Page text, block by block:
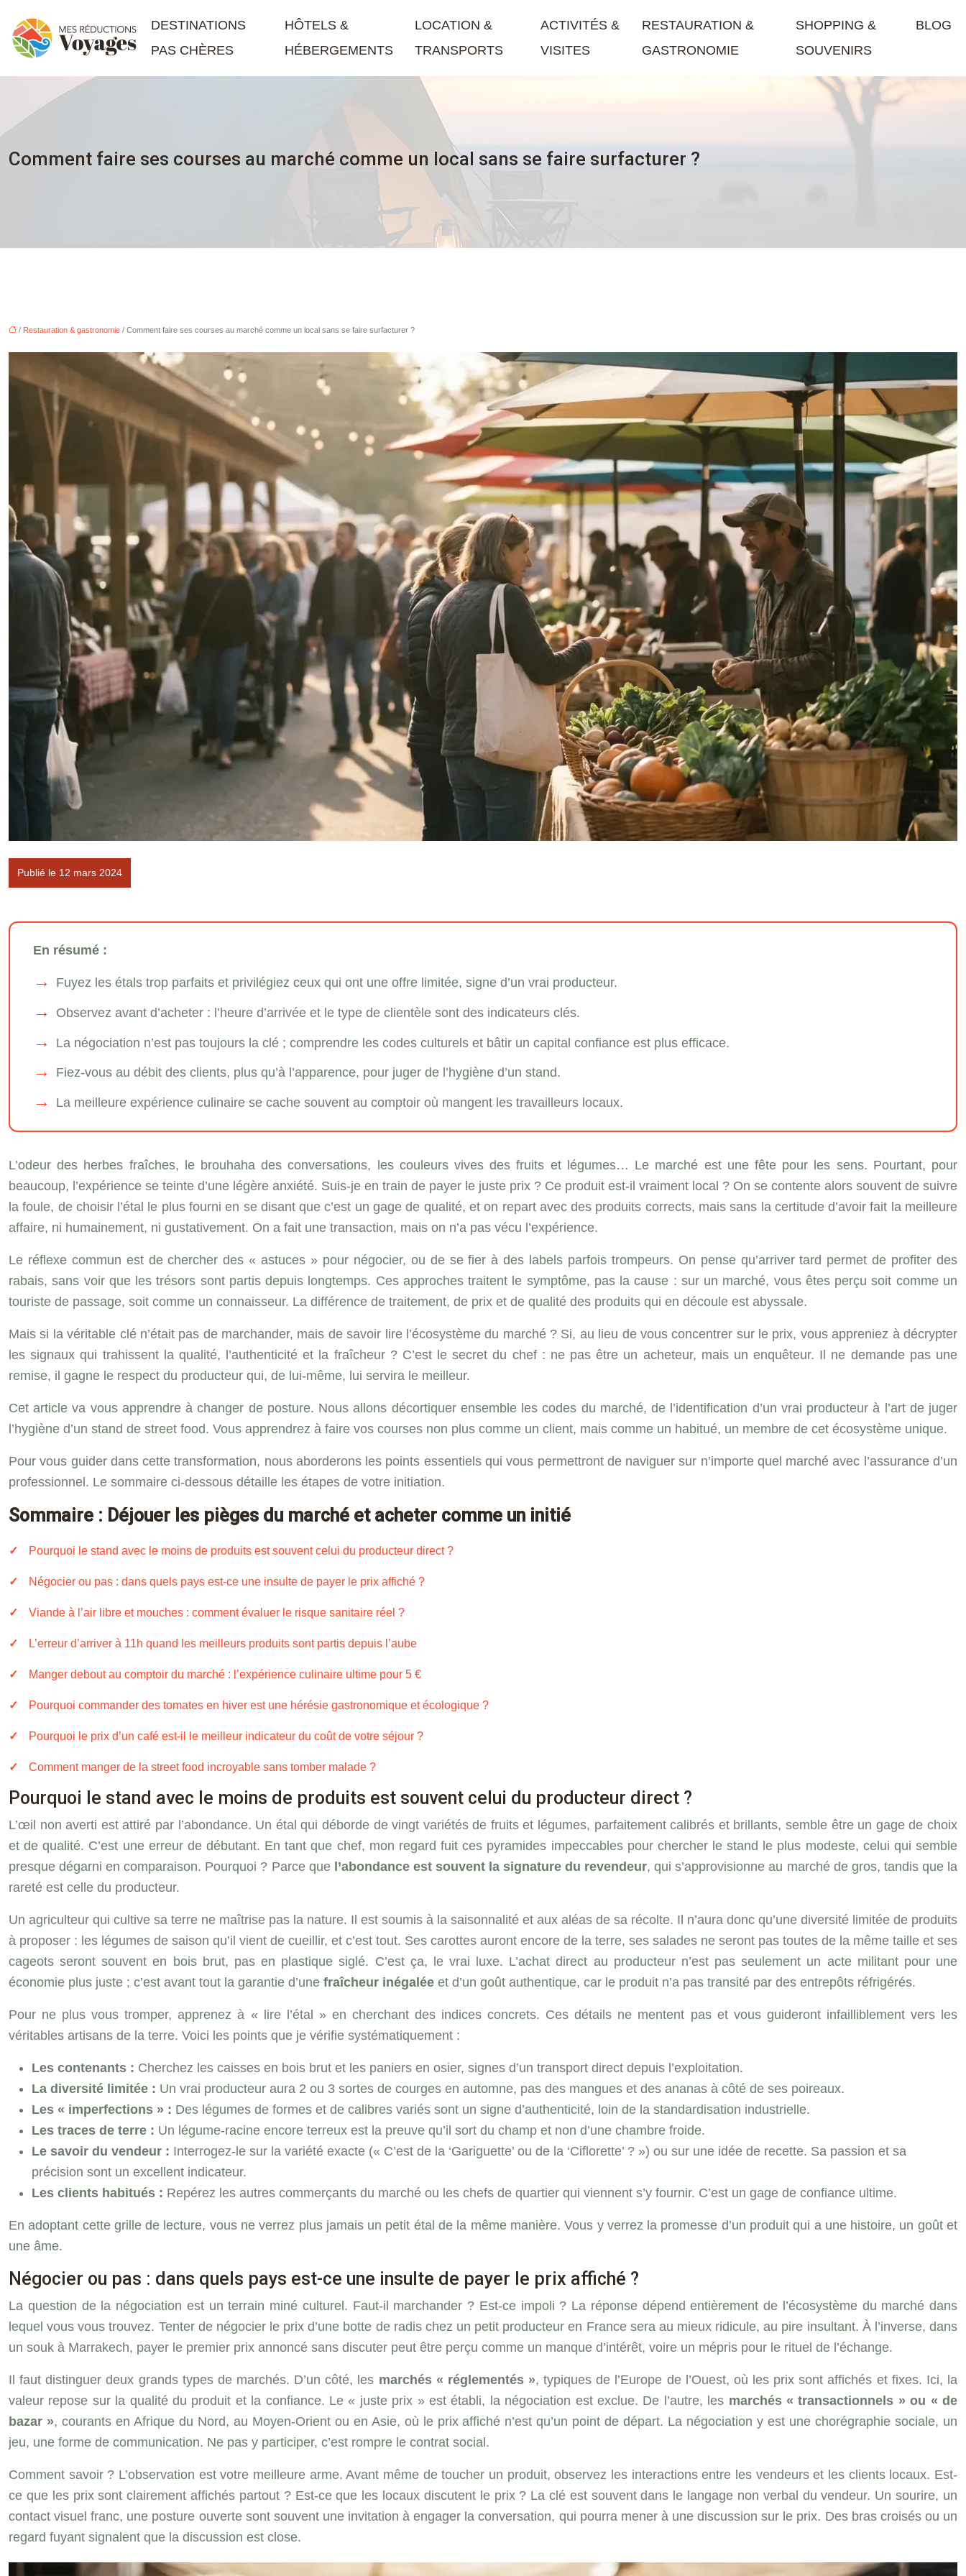
DESTINATIONS
PAS CHÈRES
HÔTELS &
HÉBERGEMENTS
LOCATION &
TRANSPORTS
ACTIVITÉS &
VISITES
RESTAURATION &
GASTRONOMIE
SHOPPING &
SOUVENIRS
BLOG
Comment faire ses courses au marché comme un local sans se faire surfacturer ?
/ Restauration & gastronomie / Comment faire ses courses au marché comme un local sans se faire surfacturer ?
Publié le 12 mars 2024
En résumé :
Fuyez les étals trop parfaits et privilégiez ceux qui ont une offre limitée, signe d’un vrai producteur.
Observez avant d’acheter : l’heure d’arrivée et le type de clientèle sont des indicateurs clés.
La négociation n’est pas toujours la clé ; comprendre les codes culturels et bâtir un capital confiance est plus efficace.
Fiez-vous au débit des clients, plus qu’à l’apparence, pour juger de l’hygiène d’un stand.
La meilleure expérience culinaire se cache souvent au comptoir où mangent les travailleurs locaux.
L’odeur des herbes fraîches, le brouhaha des conversations, les couleurs vives des fruits et légumes… Le marché est une fête pour les sens. Pourtant, pour
beaucoup, l’expérience se teinte d’une légère anxiété. Suis-je en train de payer le juste prix ? Ce produit est-il vraiment local ? On se contente alors souvent de suivre
la foule, de choisir l’étal le plus fourni en se disant que c’est un gage de qualité, et on repart avec des produits corrects, mais sans la certitude d’avoir fait la meilleure
affaire, ni humainement, ni gustativement. On a fait une transaction, mais on n’a pas vécu l’expérience.
Le réflexe commun est de chercher des « astuces » pour négocier, ou de se fier à des labels parfois trompeurs. On pense qu’arriver tard permet de profiter des
rabais, sans voir que les trésors sont partis depuis longtemps. Ces approches traitent le symptôme, pas la cause : sur un marché, vous êtes perçu soit comme un
touriste de passage, soit comme un connaisseur. La différence de traitement, de prix et de qualité des produits qui en découle est abyssale.
Mais si la véritable clé n’était pas de marchander, mais de savoir lire l’écosystème du marché ? Si, au lieu de vous concentrer sur le prix, vous appreniez à décrypter
les signaux qui trahissent la qualité, l’authenticité et la fraîcheur ? C’est le secret du chef : ne pas être un acheteur, mais un enquêteur. Il ne demande pas une
remise, il gagne le respect du producteur qui, de lui-même, lui servira le meilleur.
Cet article va vous apprendre à changer de posture. Nous allons décortiquer ensemble les codes du marché, de l’identification d’un vrai producteur à l’art de juger
l’hygiène d’un stand de street food. Vous apprendrez à faire vos courses non plus comme un client, mais comme un habitué, un membre de cet écosystème unique.
Pour vous guider dans cette transformation, nous aborderons les points essentiels qui vous permettront de naviguer sur n’importe quel marché avec l’assurance d’un
professionnel. Le sommaire ci-dessous détaille les étapes de votre initiation.
Sommaire : Déjouer les pièges du marché et acheter comme un initié
Pourquoi le stand avec le moins de produits est souvent celui du producteur direct ?
Négocier ou pas : dans quels pays est-ce une insulte de payer le prix affiché ?
Viande à l’air libre et mouches : comment évaluer le risque sanitaire réel ?
L’erreur d’arriver à 11h quand les meilleurs produits sont partis depuis l’aube
Manger debout au comptoir du marché : l’expérience culinaire ultime pour 5 €
Pourquoi commander des tomates en hiver est une hérésie gastronomique et écologique ?
Pourquoi le prix d’un café est-il le meilleur indicateur du coût de votre séjour ?
Comment manger de la street food incroyable sans tomber malade ?
Pourquoi le stand avec le moins de produits est souvent celui du producteur direct ?
L’œil non averti est attiré par l’abondance. Un étal qui déborde de vingt variétés de fruits et légumes, parfaitement calibrés et brillants, semble être un gage de choix
et de qualité. C’est une erreur de débutant. En tant que chef, mon regard fuit ces pyramides impeccables pour chercher le stand le plus modeste, celui qui semble
presque dégarni en comparaison. Pourquoi ? Parce que l’abondance est souvent la signature du revendeur, qui s’approvisionne au marché de gros, tandis que la
rareté est celle du producteur.
Un agriculteur qui cultive sa terre ne maîtrise pas la nature. Il est soumis à la saisonnalité et aux aléas de sa récolte. Il n’aura donc qu’une diversité limitée de produits
à proposer : les légumes de saison qu’il vient de cueillir, et c’est tout. Ses carottes auront encore de la terre, ses salades ne seront pas toutes de la même taille et ses
cageots seront souvent en bois brut, pas en plastique siglé. C’est ça, le vrai luxe. L’achat direct au producteur n’est pas seulement un acte militant pour une
économie plus juste ; c’est avant tout la garantie d’une fraîcheur inégalée et d’un goût authentique, car le produit n’a pas transité par des entrepôts réfrigérés.
Pour ne plus vous tromper, apprenez à « lire l’étal » en cherchant des indices concrets. Ces détails ne mentent pas et vous guideront infailliblement vers les
véritables artisans de la terre. Voici les points que je vérifie systématiquement :
Les contenants : Cherchez les caisses en bois brut et les paniers en osier, signes d’un transport direct depuis l’exploitation.
La diversité limitée : Un vrai producteur aura 2 ou 3 sortes de courges en automne, pas des mangues et des ananas à côté de ses poireaux.
Les « imperfections » : Des légumes de formes et de calibres variés sont un signe d’authenticité, loin de la standardisation industrielle.
Les traces de terre : Un légume-racine encore terreux est la preuve qu’il sort du champ et non d’une chambre froide.
Le savoir du vendeur : Interrogez-le sur la variété exacte (« C’est de la ‘Gariguette’ ou de la ‘Ciflorette’ ? ») ou sur une idée de recette. Sa passion et sa
précision sont un excellent indicateur.
Les clients habitués : Repérez les autres commerçants du marché ou les chefs de quartier qui viennent s’y fournir. C’est un gage de confiance ultime.
En adoptant cette grille de lecture, vous ne verrez plus jamais un petit étal de la même manière. Vous y verrez la promesse d’un produit qui a une histoire, un goût et
une âme.
Négocier ou pas : dans quels pays est-ce une insulte de payer le prix affiché ?
La question de la négociation est un terrain miné culturel. Faut-il marchander ? Est-ce impoli ? La réponse dépend entièrement de l’écosystème du marché dans
lequel vous vous trouvez. Tenter de négocier le prix d’une botte de radis chez un petit producteur en France sera au mieux ridicule, au pire insultant. À l’inverse, dans
un souk à Marrakech, payer le premier prix annoncé sans discuter peut être perçu comme un manque d’intérêt, voire un mépris pour le rituel de l’échange.
Il faut distinguer deux grands types de marchés. D’un côté, les marchés « réglementés », typiques de l’Europe de l’Ouest, où les prix sont affichés et fixes. Ici, la
valeur repose sur la qualité du produit et la confiance. Le « juste prix » est établi, la négociation est exclue. De l’autre, les marchés « transactionnels » ou « de
bazar », courants en Afrique du Nord, au Moyen-Orient ou en Asie, où le prix affiché n’est qu’un point de départ. La négociation y est une chorégraphie sociale, un
jeu, une forme de communication. Ne pas y participer, c’est rompre le contrat social.
Comment savoir ? L’observation est votre meilleure arme. Avant même de toucher un produit, observez les interactions entre les vendeurs et les clients locaux. Est-
ce que les prix sont clairement affichés partout ? Est-ce que les locaux discutent le prix ? La clé est souvent dans le langage non verbal du vendeur. Un sourire, un
contact visuel franc, une posture ouverte sont souvent une invitation à engager la conversation, qui pourra mener à une discussion sur le prix. Des bras croisés ou un
regard fuyant signalent que la discussion est close.